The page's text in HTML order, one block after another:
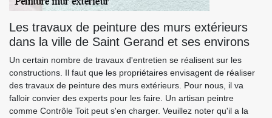
Les travaux de peinture des murs extérieurs
dans la ville de Saint Gerand et ses environs
Un certain nombre de travaux d'entretien se réalisent sur les
constructions. Il faut que les propriétaires envisagent de réaliser
des travaux de peinture des murs extérieurs. Pour nous, il va
falloir convier des experts pour les faire. Un artisan peintre
comme Contrôle Toit peut s'en charger. Veuillez noter qu'il a la